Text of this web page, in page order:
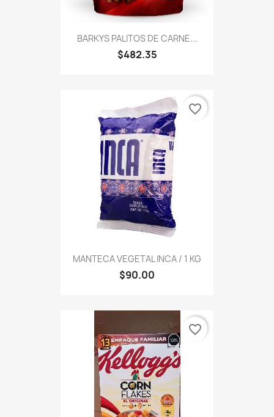
BARKYS PALITOS DE CARNE...
$482.35
MANTECA VEGETAL INCA / 1 KG
$90.00
favorite_border
favorite_border